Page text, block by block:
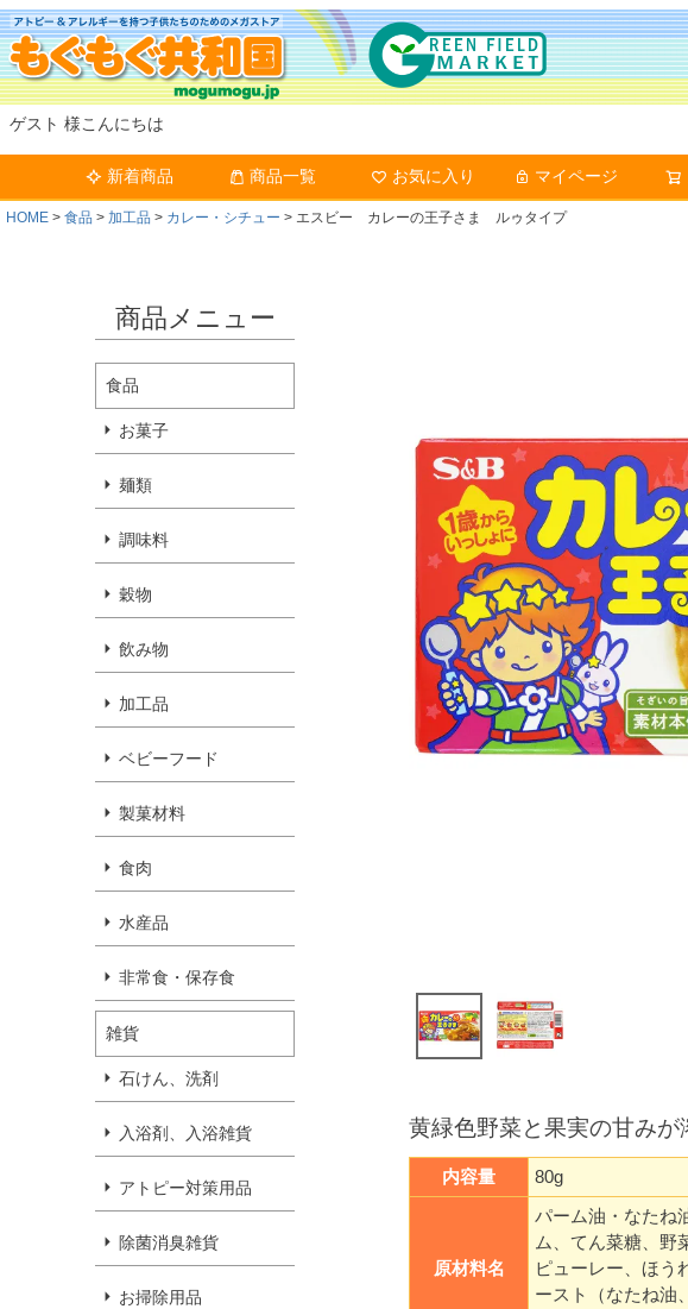
ゲスト 様こんにちは
新着商品 商品一覧 お気に入り マイページ
HOME 食品 加工品 カレー・シチュー エスビー カレーの王子さま ルゥタイプ
商品メニュー
食品
お菓子
麺類
調味料
穀物
飲み物
加工品
ベビーフード
製菓材料
食肉
水産品
非常食・保存食
雑貨
石けん、洗剤
入浴剤、入浴雑貨
アトピー対策用品
除菌消臭雑貨
お掃除用品
黄緑色野菜と果実の甘みが
内容量 80g
原材料名
パーム油・なたね
ム、てん菜糖、野
ピューレー、ほう
ースト（なたね油